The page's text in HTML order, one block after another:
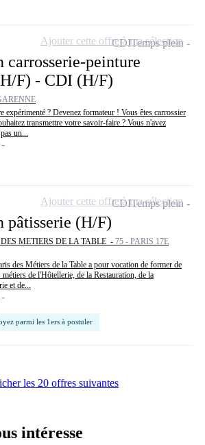
carrosserie-peinture
F) - CDI (H/F)
expérimenté ? Devenez formateur ! Vous êtes carrossier
transmettre votre savoir-faire ? Vous n'avez
un...
CDITemps plein
Ajouter cette offre à ma sélection
pâtisserie (H/F)
METIERS DE LA TABLE - 75 - PARIS 17E
des Métiers de la Table a pour vocation de former de
métiers de l'Hôtellerie, de la Restauration, de la
et de...
parmi les 1ers à postuler
CDITemps plein
Ajouter cette offre à ma sélection
les 20 offres suivantes
intéresse